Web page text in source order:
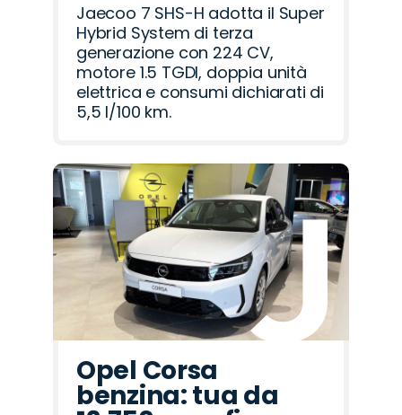
Jaecoo 7 SHS-H adotta il Super
Hybrid System di terza
generazione con 224 CV,
motore 1.5 TGDI, doppia unità
elettrica e consumi dichiarati di
5,5 l/100 km.
Opel Corsa
benzina: tua da